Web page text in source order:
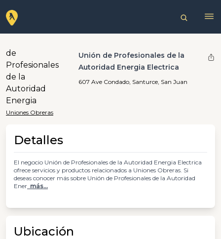
Unión de Profesionales de la
Autoridad Energia Electrica
607 Ave Condado, Santurce, San Juan
Uniones Obreras
Detalles
El negocio Unión de Profesionales de la Autoridad Energia Electrica
ofrece servicios y productos relacionados a Uniones Obreras. Si
deseas conocer más sobre Unión de Profesionales de la Autoridad
Ener más...
Ubicación